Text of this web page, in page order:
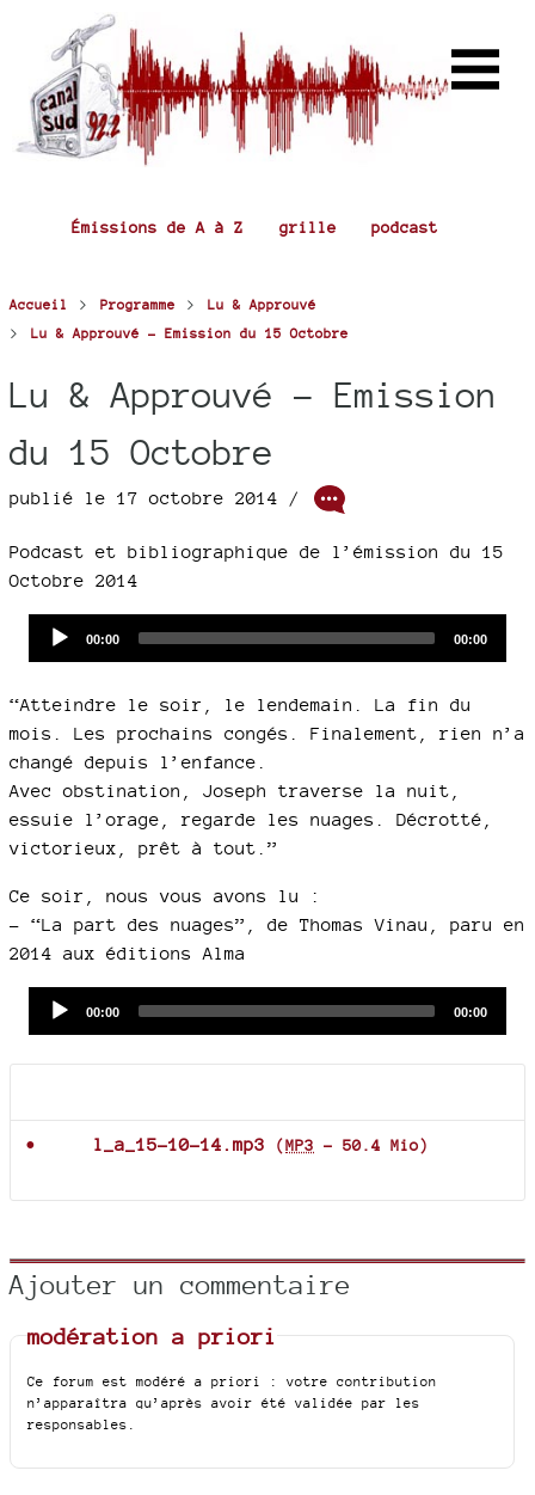
Émissions de A à Z grille podcast
Accueil > Programme > Lu & Approuvé
> Lu & Approuvé - Emission du 15 Octobre
Lu & Approuvé - Emission
du 15 Octobre
publié le 17 octobre 2014 /
Podcast et bibliographique de l’émission du 15
Octobre 2014
Current
00:00
Total
00:00
“Atteindre le soir, le lendemain. La fin du
mois. Les prochains congés. Finalement, rien n’a
changé depuis l’enfance.
Avec obstination, Joseph traverse la nuit,
essuie l’orage, regarde les nuages. Décrotté,
victorieux, prêt à tout.”
Ce soir, nous vous avons lu :
– “La part des nuages”, de Thomas Vinau, paru en
2014 aux éditions Alma
Current
00:00
Total
00:00
l_a_15-10-14.mp3 (MP3 - 50.4 Mio)
Ajouter un commentaire
modération a priori
Ce forum est modéré a priori : votre contribution
n’apparaîtra qu’après avoir été validée par les
responsables.